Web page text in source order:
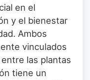
en el
y el bienestar
Ambos
vinculados
las plantas
tiene un